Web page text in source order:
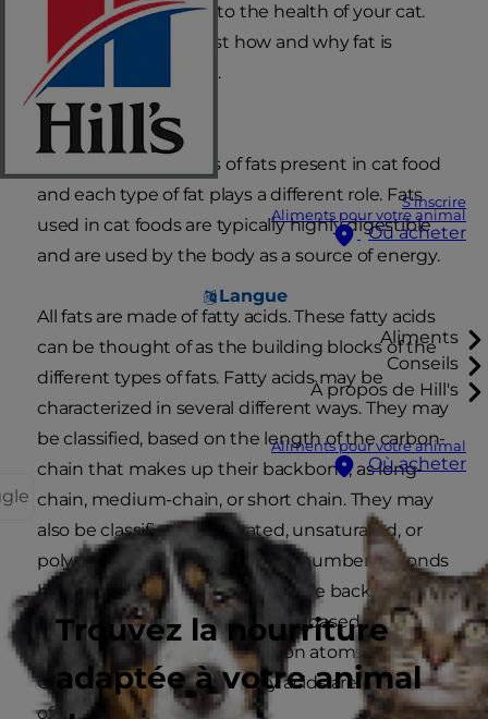
S'inscrire
Aliments pour votre animal
Où acheter
Langue
Aliments
Conseils
À propos de Hill's
Aliments pour votre animal
Où acheter
Trouvez la nourriture
adaptée à votre animal
necessary, even vital, to the health of your cat.
Let's take a look at just how and why fat is
important in cat food.
What are Fats?
There are many types of fats present in cat food
and each type of fat plays a different role. Fats
used in cat foods are typically highly digestible
and are used by the body as a source of energy.
All fats are made of fatty acids. These fatty acids
can be thought of as the building blocks of the
different types of fats. Fatty acids may be
characterized in several different ways. They may
be classified, based on the length of the carbon-
chain that makes up their backbone, as long-
chain, medium-chain, or short chain. They may
also be classified as saturated, unsaturated, or
polyunsaturated based on the number of bonds
between the carbon atoms in the backbone. In
addition, they may be classified based on where
the bonds between the carbon atoms occur.
Omega-3 and omega-6 fatty acids are examples
of this type of classification.